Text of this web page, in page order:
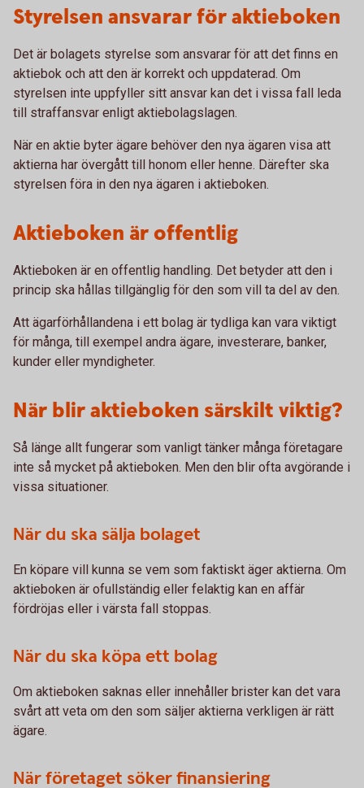
Styrelsen ansvarar för aktieboken
Det är bolagets styrelse som ansvarar för att det finns en
aktiebok och att den är korrekt och uppdaterad. Om
styrelsen inte uppfyller sitt ansvar kan det i vissa fall leda
till straffansvar enligt aktiebolagslagen.
När en aktie byter ägare behöver den nya ägaren visa att
aktierna har övergått till honom eller henne. Därefter ska
styrelsen föra in den nya ägaren i aktieboken.
Aktieboken är offentlig
Aktieboken är en offentlig handling. Det betyder att den i
princip ska hållas tillgänglig för den som vill ta del av den.
Att ägarförhållandena i ett bolag är tydliga kan vara viktigt
för många, till exempel andra ägare, investerare, banker,
kunder eller myndigheter.
När blir aktieboken särskilt viktig?
Så länge allt fungerar som vanligt tänker många företagare
inte så mycket på aktieboken. Men den blir ofta avgörande i
vissa situationer.
När du ska sälja bolaget
En köpare vill kunna se vem som faktiskt äger aktierna. Om
aktieboken är ofullständig eller felaktig kan en affär
fördröjas eller i värsta fall stoppas.
När du ska köpa ett bolag
Om aktieboken saknas eller innehåller brister kan det vara
svårt att veta om den som säljer aktierna verkligen är rätt
ägare.
När företaget söker finansiering